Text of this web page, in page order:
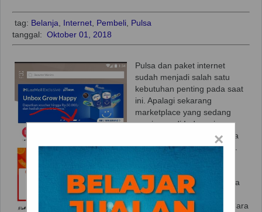
tag: Belanja, Internet, Pembeli, Pulsa
tanggal: Oktober 01, 2018
Pulsa dan paket internet
sudah menjadi salah satu
kebutuhan penting pada saat
ini. Apalagi sekarang
marketplace yang sedang
menjamur di Indonesia
menyediakan fitur beli pulsa
dan paket internet tersebut.
dipaparkan mengenai
penjelasan bagaimana Cara
Mudah Membeli Pulsa dan
Paket Internet di Lazada. Cara
×